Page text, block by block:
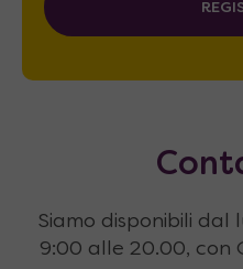
Siamo disponibili
9:00 alle 20.00, con